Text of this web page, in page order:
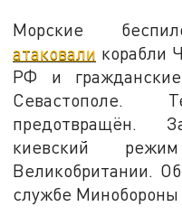
Морские
атаковали корабли
РФ и
Севастополе.
предотвращён.
киевский
Великобритании.
службе Минобороны